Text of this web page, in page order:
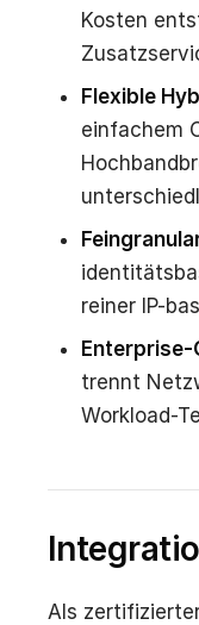
Kosten
Flexible
einfachem
reiner IP-
Enterprise-
trennt
Workload-
Als